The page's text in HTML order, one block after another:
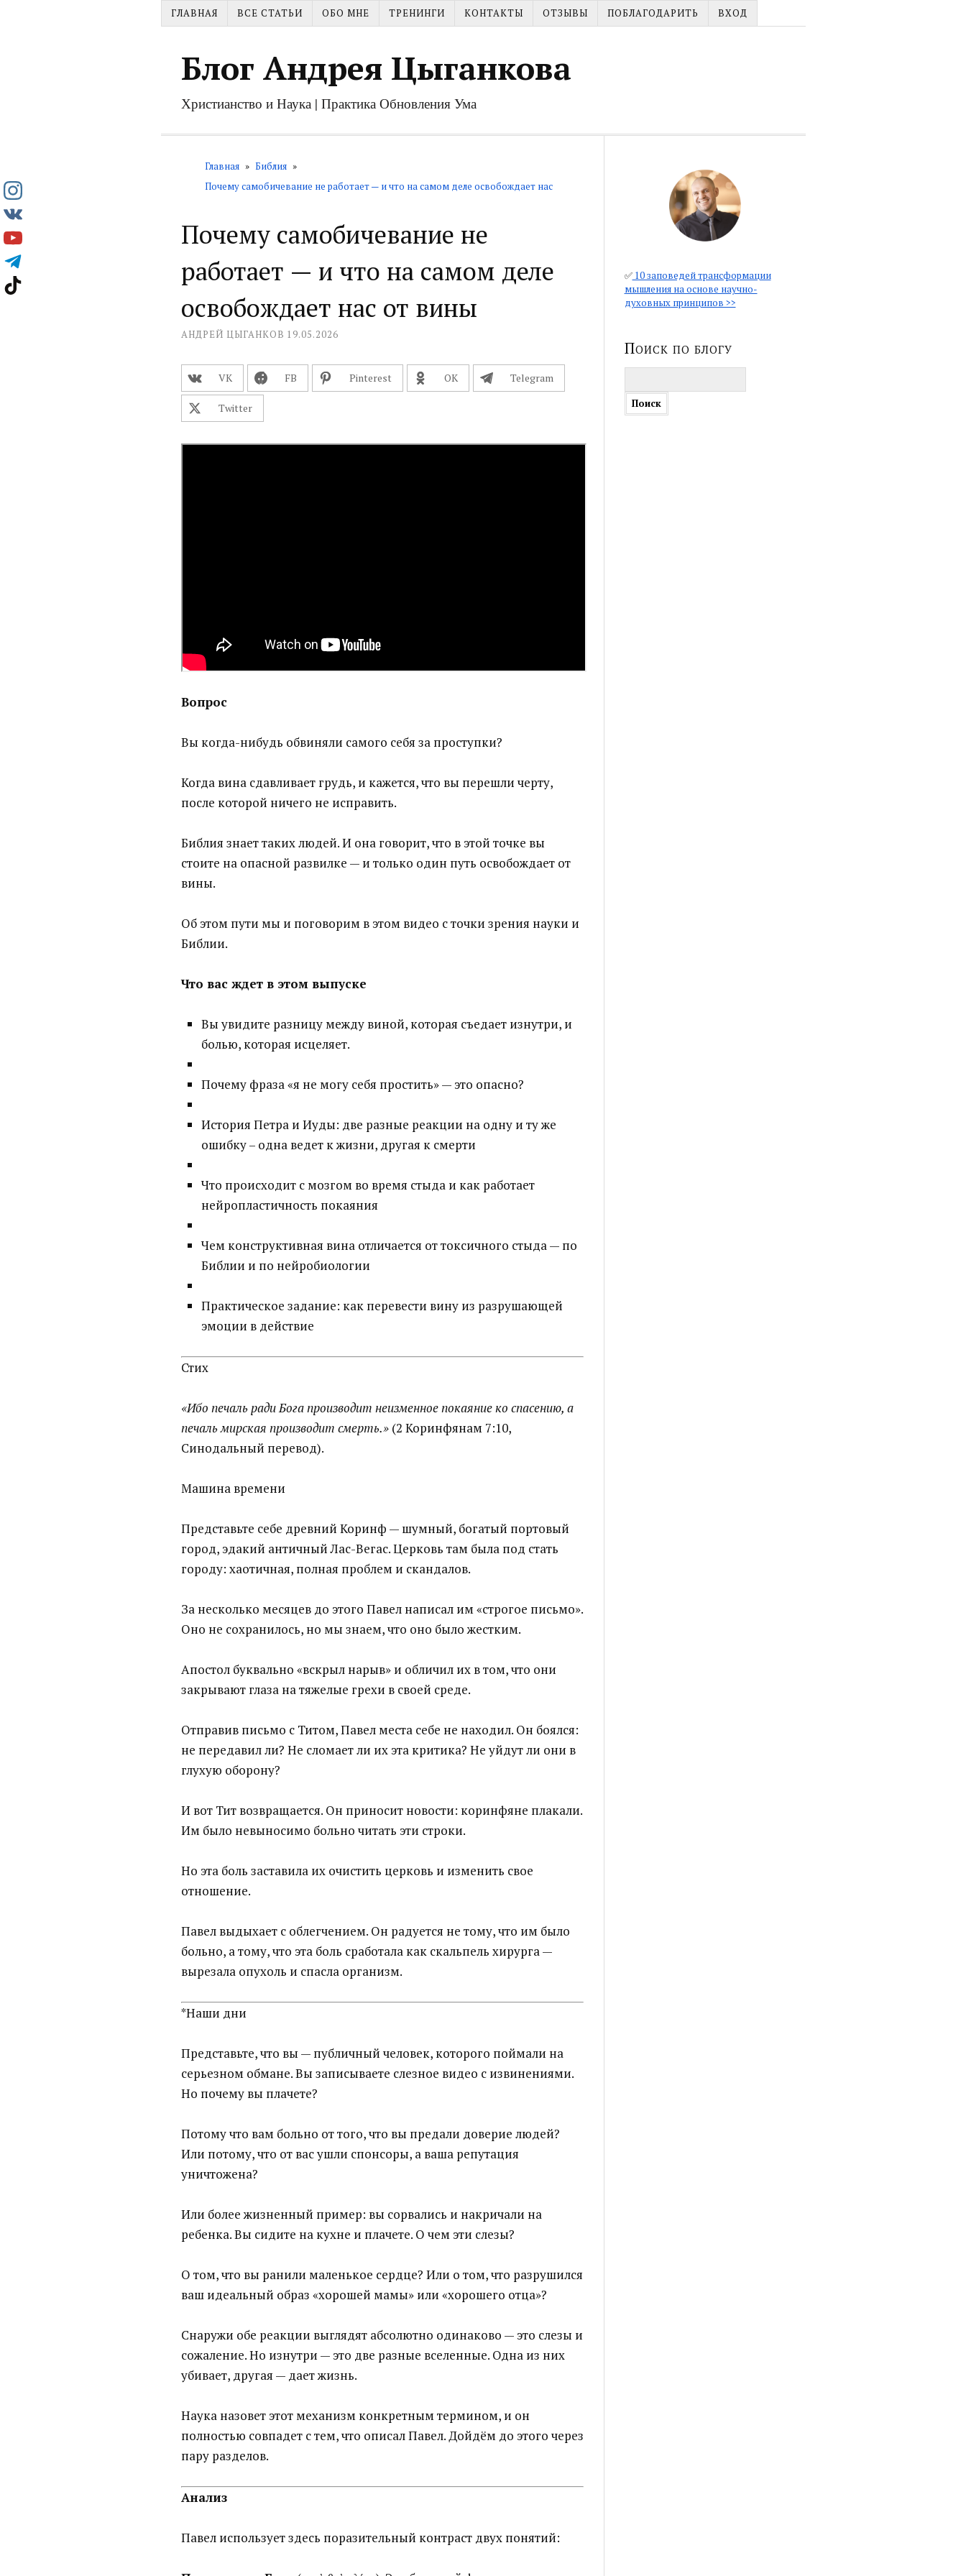
ГЛАВНАЯ ВСЕ СТАТЬИ ОБО МНЕ ТРЕНИНГИ КОНТАКТЫ ОТЗЫВЫ ПОБЛАГОДАРИТЬ ВХОД
Блог Андрея Цыганкова
Христианство и Наука | Практика Обновления Ума
Главная » Библия »
Почему самобичевание не работает — и что на самом деле освобождает нас
Почему самобичевание не
работает — и что на самом деле
освобождает нас от вины
АНДРЕЙ ЦЫГАНКОВ 19.05.2026
VK FВ Pinterest OК Telegram
Twitter
Вопрос
Вы когда-нибудь обвиняли самого себя за проступки?
Когда вина сдавливает грудь, и кажется, что вы перешли черту,
после которой ничего не исправить.
Библия знает таких людей. И она говорит, что в этой точке вы
стоите на опасной развилке — и только один путь освобождает от
вины.
Об этом пути мы и поговорим в этом видео с точки зрения науки и
Библии.
Что вас ждет в этом выпуске
Вы увидите разницу между виной, которая съедает изнутри, и
болью, которая исцеляет.
Почему фраза «я не могу себя простить» — это опасно?
История Петра и Иуды: две разные реакции на одну и ту же
ошибку – одна ведет к жизни, другая к смерти
Что происходит с мозгом во время стыда и как работает
нейропластичность покаяния
Чем конструктивная вина отличается от токсичного стыда — по
Библии и по нейробиологии
Практическое задание: как перевести вину из разрушающей
эмоции в действие
Стих
«Ибо печаль ради Бога производит неизменное покаяние ко спасению, а
печаль мирская производит смерть.»(2 Коринфянам 7:10,
Синодальный перевод).
Машина времени
Представьте себе древний Коринф — шумный, богатый портовый
город, эдакий античный Лас-Вегас. Церковь там была под стать
городу: хаотичная, полная проблем и скандалов.
За несколько месяцев до этого Павел написал им «строгое письмо».
Оно не сохранилось, но мы знаем, что оно было жестким.
Апостол буквально «вскрыл нарыв» и обличил их в том, что они
закрывают глаза на тяжелые грехи в своей среде.
Отправив письмо с Титом, Павел места себе не находил. Он боялся:
не передавил ли? Не сломает ли их эта критика? Не уйдут ли они в
глухую оборону?
И вот Тит возвращается. Он приносит новости: коринфяне плакали.
Им было невыносимо больно читать эти строки.
Но эта боль заставила их очистить церковь и изменить свое
отношение.
Павел выдыхает с облегчением. Он радуется не тому, что им было
больно, а тому, что эта боль сработала как скальпель хирурга —
вырезала опухоль и спасла организм.
*Наши дни
Представьте, что вы — публичный человек, которого поймали на
серьезном обмане. Вы записываете слезное видео с извинениями.
Но почему вы плачете?
Потому что вам больно от того, что вы предали доверие людей?
Или потому, что от вас ушли спонсоры, а ваша репутация
уничтожена?
Или более жизненный пример: вы сорвались и накричали на
ребенка. Вы сидите на кухне и плачете. О чем эти слезы?
О том, что вы ранили маленькое сердце? Или о том, что разрушился
ваш идеальный образ «хорошей мамы» или «хорошего отца»?
Снаружи обе реакции выглядят абсолютно одинаково — это слезы и
сожаление. Но изнутри — это две разные вселенные. Одна из них
убивает, другая — дает жизнь.
Наука назовет этот механизм конкретным термином, и он
полностью совпадет с тем, что описал Павел. Дойдём до этого через
пару разделов.
Анализ
Павел использует здесь поразительный контраст двух понятий:
✅10 заповедей трансформации
мышления на основе научно-
духовных принципов >>
Поиск по блогу